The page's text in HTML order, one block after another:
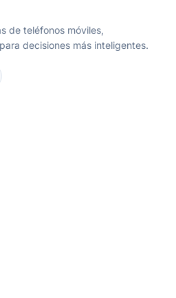
de teléfonos móviles,
decisiones más inteligentes.